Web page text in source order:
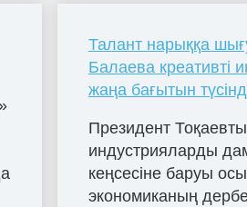
Талант нарыққа
Балаева креативті
жаңа бағытын
Президент
индустрияларды
кеңсесіне баруы
экономиканың